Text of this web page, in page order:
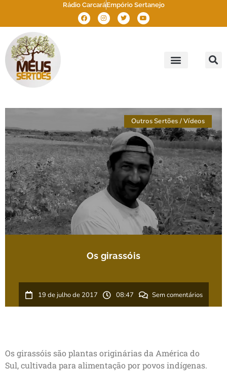
Rádio CarcaráEmpório Sertanejo
Outros Sertões /Vídeos
Os girassóis
19 de julho de 2017 08:47 Sem comentários
Os girassóis são plantas originárias da América do
Sul, cultivada para alimentação por povos indígenas.